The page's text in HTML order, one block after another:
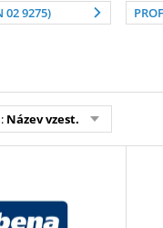
02 9275)
: Název vzest.